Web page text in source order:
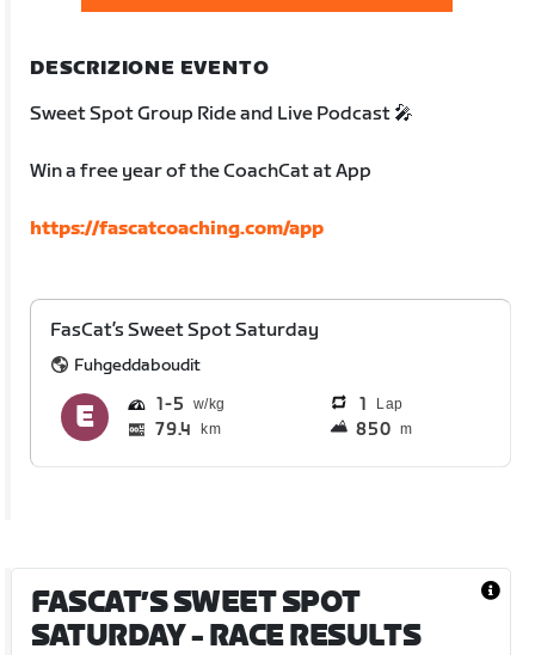
DESCRIZIONE EVENTO
Sweet Spot Group Ride and Live Podcast 🎤
Win a free year of the CoachCat at App
https://fascatcoaching.com/app
FasCat’s Sweet Spot Saturday
Fuhgeddaboudit
1 5 1 Lap
79.4 km 850 m
FASCAT’S SWEET SPOT
SATURDAY- RACE RESULTS